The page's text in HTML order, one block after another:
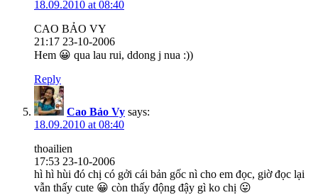
18.09.2010 at 08:40
CAO BẢO VY
21:17 23-10-2006
Hem 😀 qua lau rui, ddong j nua :))
Reply
Cao Bảo Vy says:
18.09.2010 at 08:40
thoailien
17:53 23-10-2006
hì hì hùi đó chị có gởi cái bản gốc nì cho em đọc, giờ đọc lại
vẫn thấy cute 😀 còn thấy động đậy gì ko chị 😛